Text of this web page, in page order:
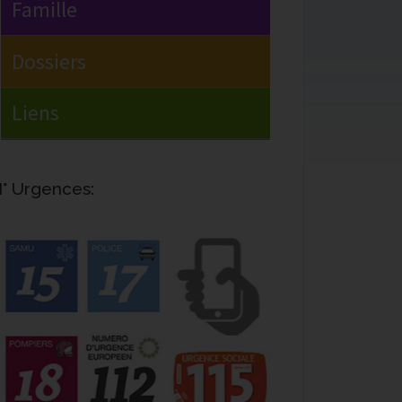
Urgences: